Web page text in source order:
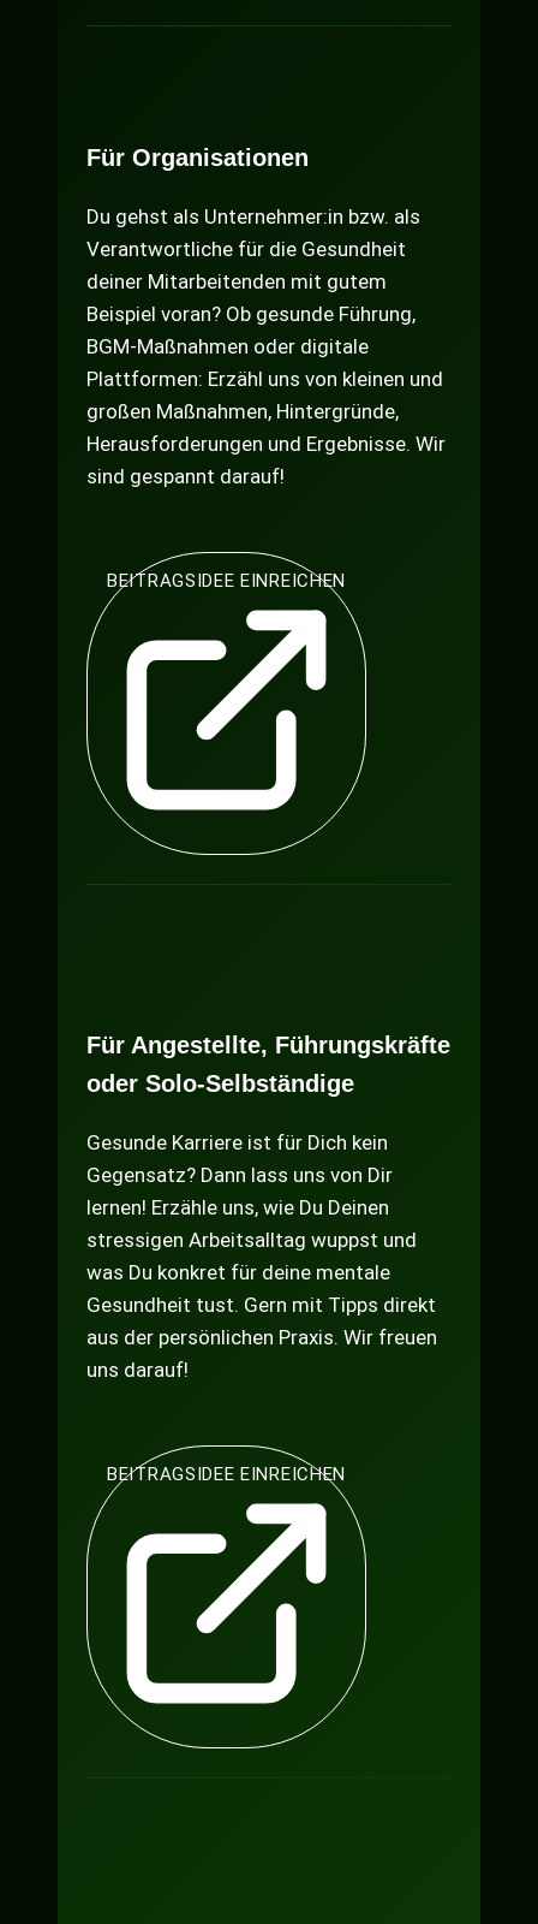
Für Organisationen
Du gehst als Unternehmer:in bzw. als
Verantwortliche für die Gesundheit
deiner Mitarbeitenden mit gutem
Beispiel voran? Ob gesunde Führung,
BGM-Maßnahmen oder digitale
Plattformen: Erzähl uns von kleinen und
großen Maßnahmen, Hintergründe,
Herausforderungen und Ergebnisse. Wir
sind gespannt darauf!
BEITRAGSIDEE EINREICHEN
Für Angestellte, Führungskräfte
oder Solo-Selbständige
Gesunde Karriere ist für Dich kein
Gegensatz? Dann lass uns von Dir
lernen! Erzähle uns, wie Du Deinen
stressigen Arbeitsalltag wuppst und
was Du konkret für deine mentale
Gesundheit tust. Gern mit Tipps direkt
aus der persönlichen Praxis. Wir freuen
uns darauf!
BEITRAGSIDEE EINREICHEN